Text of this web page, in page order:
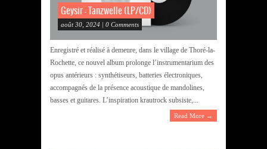
Geysir – Tanzwelle (LP/CD)
août 30, 2024 | 0 Comments
Enregistré et réalisé à demeure, dans le village de Thoré-la-
Rochette, ce nouvel album prolonge l’instrumentarium des
opus antérieurs : synthétiseurs, batteries électroniques,
accompagnés de la présence acoustique de mandolines,
basses et guitares. L’inspiration krautrock subsiste,...
Read More →